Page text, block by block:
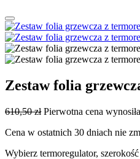
Zestaw folia
610,50zł Pierwotna cena
Cena w ostatnich 30 dniach nie
Wybierz termoregulator,